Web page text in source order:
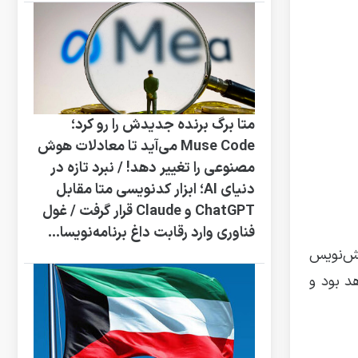
خواهد بود و
متا برگ برنده جدیدش را رو کرد؛
Muse Code می‌آید تا معادلات هوش
مصنوعی را تغییر دهد! / نبرد تازه در
دنیای AI؛ ابزار کدنویسی متا مقابل
ChatGPT و Claude قرار گرفت / غول
فناوری وارد رقابت داغ برنامه‌نویسا...